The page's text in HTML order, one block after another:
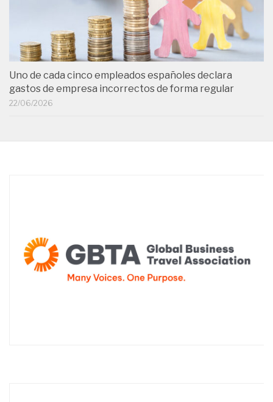
Uno de cada cinco empleados españoles declara
gastos de empresa incorrectos de forma regular
22/06/2026